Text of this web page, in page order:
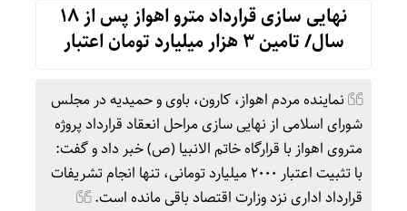
نهایی سازی قرارداد مترو اهواز پس از ۱۸
سال/ تامین ۳ هزار میلیارد تومان اعتبار
نماینده مردم اهواز، کارون، باوی و حمیدیه در مجلس
شورای اسلامی از نهایی سازی مراحل انعقاد قرارداد پروژه
متروی اهواز با قرارگاه خاتم الانبیا (ص) خبر داد و گفت:
با تثبیت اعتبار ۲۰۰۰ میلیارد تومانی، تنها انجام تشریفات
قرارداد اداری نزد وزارت اقتصاد باقی مانده است.